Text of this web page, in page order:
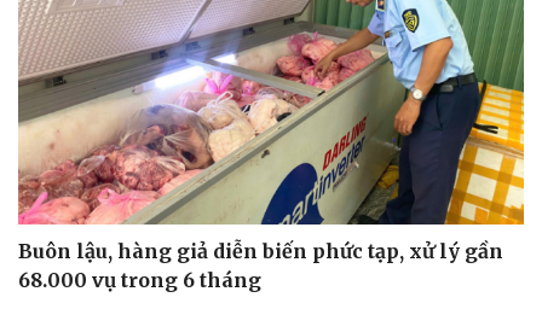
Buôn lậu, hàng giả diễn biến phức tạp, xử lý gần
68.000 vụ trong 6 tháng